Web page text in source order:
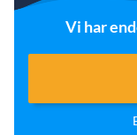
Vi har